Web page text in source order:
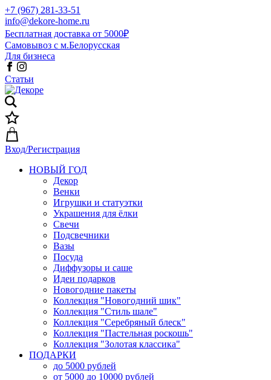
+7 (967) 281-33-51
info@dekore-home.ru
Бесплатная доставка от 5000₽
Самовывоз с м.Белорусская
Для бизнеса
Статьи
Вход/Регистрация
НОВЫЙ ГОД
Декор
Венки
Игрушки и статуэтки
Украшения для ёлки
Свечи
Подсвечники
Вазы
Посуда
Диффузоры и саше
Идеи подарков
Новогодние пакеты
Коллекция "Новогодний шик"
Коллекция "Стиль шале"
Коллекция "Серебряный блеск"
Коллекция "Пастельная роскошь"
Коллекция "Золотая классика"
ПОДАРКИ
до 5000 рублей
от 5000 до 10000 рублей